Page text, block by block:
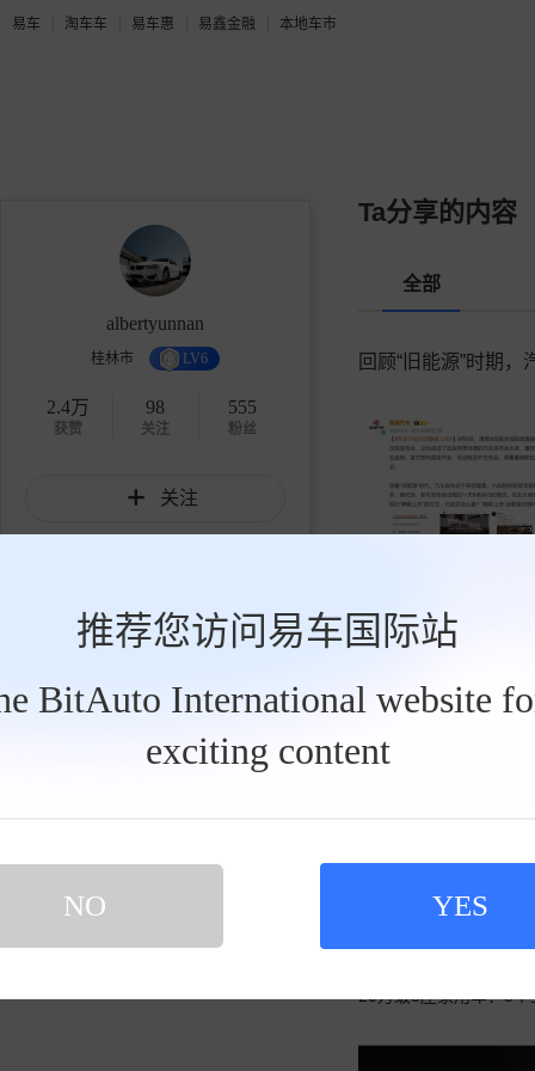
易车 淘车车 易车惠 易鑫金融 本地车市
推荐您访问易车国际站
BitAuto International website
exciting content
NO YES
albertyunnan
桂林市 LV6
2.4万
获赞
98
关注
555
粉丝
关注
Ta分享的内容
全部
回顾“旧能源”时期
albertyunnan
Brabus Rocket
20万级5座家用车：3